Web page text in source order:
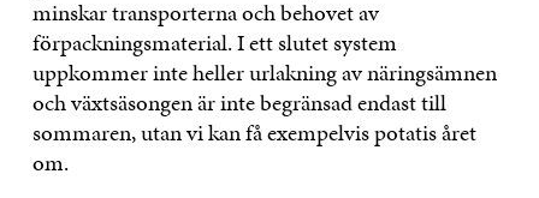
minskar transporterna och behovet av
förpackningsmaterial. I ett slutet system
uppkommer inte heller urlakning av näringsämnen
och växtsäsongen är inte begränsad endast till
sommaren, utan vi kan få exempelvis potatis året
om.